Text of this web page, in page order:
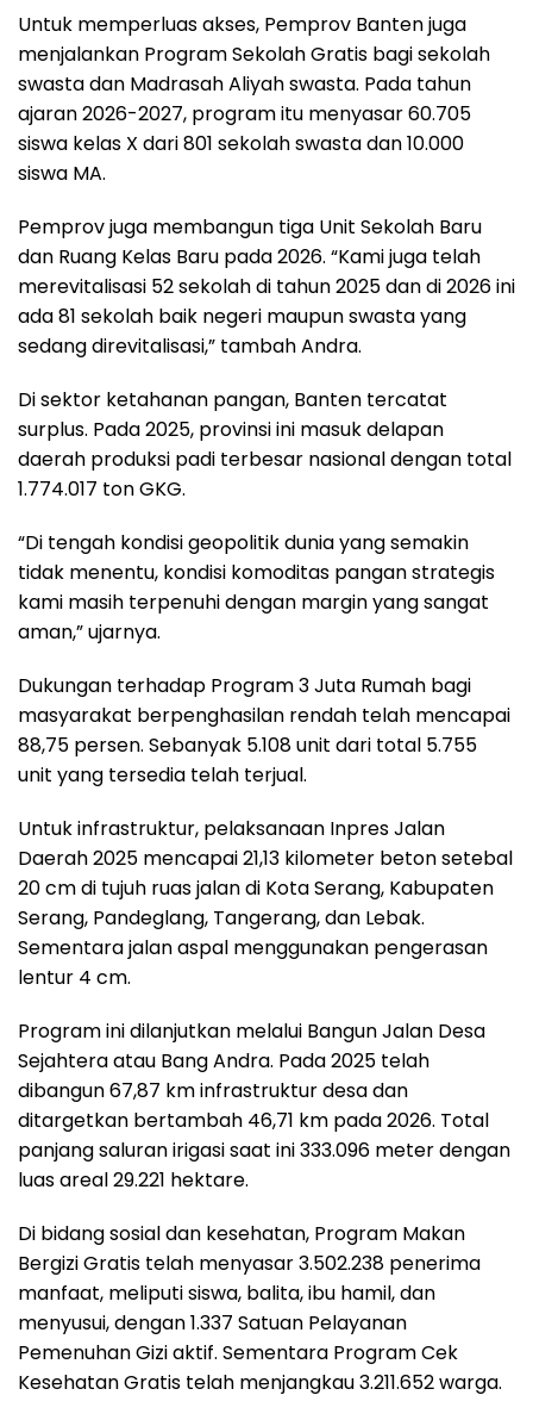
Untuk memperluas akses, Pemprov Banten juga
menjalankan Program Sekolah Gratis bagi sekolah
swasta dan Madrasah Aliyah swasta. Pada tahun
ajaran 2026-2027, program itu menyasar 60.705
siswa kelas X dari 801 sekolah swasta dan 10.000
siswa MA.
Pemprov juga membangun tiga Unit Sekolah Baru
dan Ruang Kelas Baru pada 2026. “Kami juga telah
merevitalisasi 52 sekolah di tahun 2025 dan di 2026 ini
ada 81 sekolah baik negeri maupun swasta yang
sedang direvitalisasi,” tambah Andra.
Di sektor ketahanan pangan, Banten tercatat
surplus. Pada 2025, provinsi ini masuk delapan
daerah produksi padi terbesar nasional dengan total
1.774.017 ton GKG.
“Di tengah kondisi geopolitik dunia yang semakin
tidak menentu, kondisi komoditas pangan strategis
kami masih terpenuhi dengan margin yang sangat
aman,” ujarnya.
Dukungan terhadap Program 3 Juta Rumah bagi
masyarakat berpenghasilan rendah telah mencapai
88,75 persen. Sebanyak 5.108 unit dari total 5.755
unit yang tersedia telah terjual.
Untuk infrastruktur, pelaksanaan Inpres Jalan
Daerah 2025 mencapai 21,13 kilometer beton setebal
20 cm di tujuh ruas jalan di Kota Serang, Kabupaten
Serang, Pandeglang, Tangerang, dan Lebak.
Sementara jalan aspal menggunakan pengerasan
lentur 4 cm.
Program ini dilanjutkan melalui Bangun Jalan Desa
Sejahtera atau Bang Andra. Pada 2025 telah
dibangun 67,87 km infrastruktur desa dan
ditargetkan bertambah 46,71 km pada 2026. Total
panjang saluran irigasi saat ini 333.096 meter dengan
luas areal 29.221 hektare.
Di bidang sosial dan kesehatan, Program Makan
Bergizi Gratis telah menyasar 3.502.238 penerima
manfaat, meliputi siswa, balita, ibu hamil, dan
menyusui, dengan 1.337 Satuan Pelayanan
Pemenuhan Gizi aktif. Sementara Program Cek
Kesehatan Gratis telah menjangkau 3.211.652 warga.